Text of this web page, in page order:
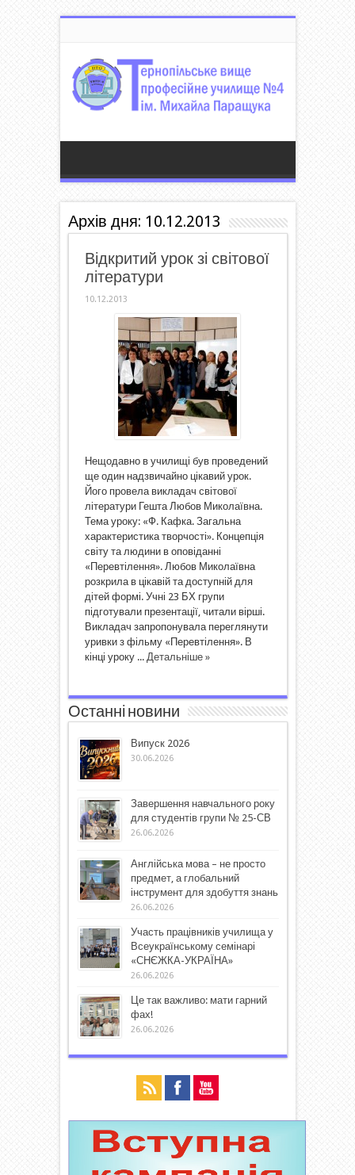
Архів дня: 10.12.2013
Відкритий урок зі світової
літератури
10.12.2013
Нещодавно в училищі був проведений
ще один надзвичайно цікавий урок.
Його провела викладач світової
літератури Гешта Любов Миколаївна.
Тема уроку: «Ф. Кафка. Загальна
характеристика творчості». Концепція
світу та людини в оповіданні
«Перевтілення». Любов Миколаївна
розкрила в цікавій та доступній для
дітей формі. Учні 23 БХ групи
підготували презентації, читали вірші.
Викладач запропонувала переглянути
уривки з фільму «Перевтілення». В
кінці уроку ... Детальніше »
Останні новини
Випуск 2026
30.06.2026
Завершення навчального року
для студентів групи № 25-СВ
26.06.2026
Англійська мова – не просто
предмет, а глобальний
інструмент для здобуття знань
26.06.2026
Участь працівників училища у
Всеукраїнському семінарі
«СНЄЖКА-УКРАЇНА»
26.06.2026
Це так важливо: мати гарний
фах!
26.06.2026